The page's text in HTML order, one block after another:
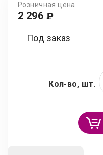
Розничная цена
2 296 ₽
Под заказ
Кол-во, шт.